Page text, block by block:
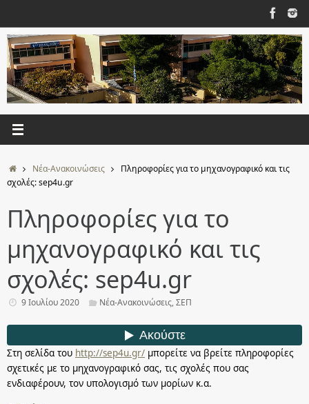
περιεχόμενο
ΑρχικήΝέα-Ανακοινώσεις
Πληροφορίες για το μηχανογραφικό και τις
σχολές: sep4u.gr
Πληροφορίες για το
μηχανογραφικό και τις
σχολές: sep4u.gr
9 Ιουλίου 2020 Νέα-Ανακοινώσεις,ΣΕΠ
Στη σελίδα του http://sep4u.gr/ μπορείτε να βρείτε πληροφορίες
σχετικές με το μηχανογραφικό σας, τις σχολές που σας
ενδιαφέρουν, τον υπολογισμό των μορίων κ.α.